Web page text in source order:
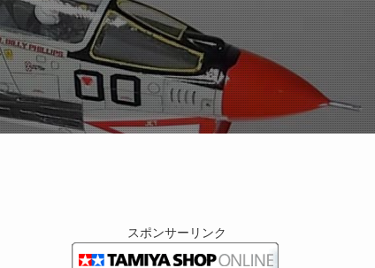
スポンサーリンク